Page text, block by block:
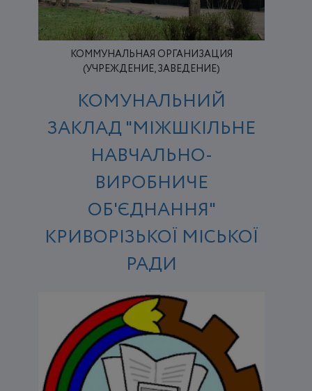
КОММУНАЛЬНАЯ ОРГАНИЗАЦИЯ
(УЧРЕЖДЕНИЕ, ЗАВЕДЕНИЕ)
КОМУНАЛЬНИЙ
ЗАКЛАД "МІЖШКІЛЬНЕ
НАВЧАЛЬНО-
ВИРОБНИЧЕ
ОБ'ЄДНАННЯ"
КРИВОРІЗЬКОЇ МІСЬКОЇ
РАДИ